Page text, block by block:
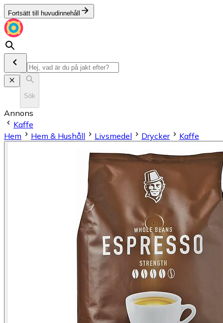
Fortsätt till huvudinnehåll
Sök
Annons
Kaffe
Hem
Hem & Hushåll Livsmedel Drycker Kaffe